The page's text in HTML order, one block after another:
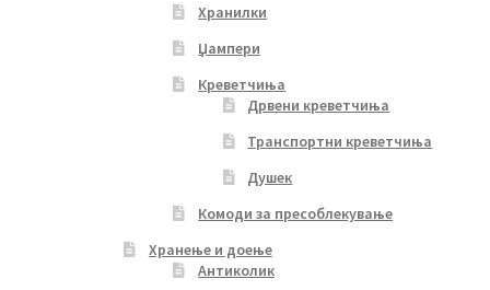
Хранилки
Џампери
Креветчиња
Дрвени креветчиња
Транспортни креветчиња
Душек
Комоди за пресоблекување
Хранење и доење
Антиколик